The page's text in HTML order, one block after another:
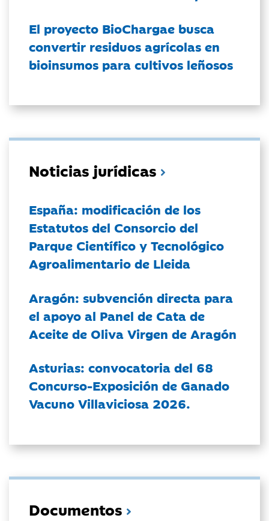
El proyecto BioChargae busca
convertir residuos agrícolas en
bioinsumos para cultivos leñosos
Noticias jurídicas
España: modificación de los
Estatutos del Consorcio del
Parque Científico y Tecnológico
Agroalimentario de Lleida
Aragón: subvención directa para
el apoyo al Panel de Cata de
Aceite de Oliva Virgen de Aragón
Asturias: convocatoria del 68
Concurso-Exposición de Ganado
Vacuno Villaviciosa 2026.
Documentos